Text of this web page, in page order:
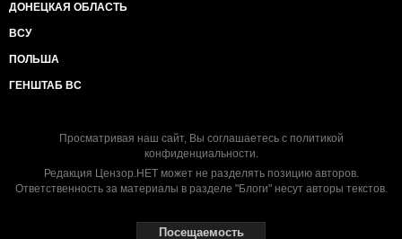
ДОНЕЦКАЯ ОБЛАСТЬ
ВСУ
ПОЛЬША
ГЕНШТАБ ВС
Просматривая наш сайт, Вы соглашаетесь с политикой
конфиденциальности.
Редакция Цензор.НЕТ может не разделять позицию авторов.
Ответственность за материалы в разделе "Блоги" несут авторы текстов.
Посещаемость